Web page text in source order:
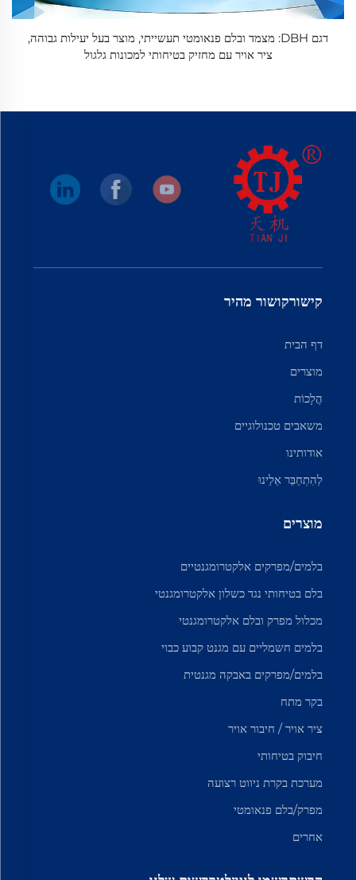
דגם DBH: מצמד ובלם פנאומטי תעשייתי, מוצר בעל יעילות גבוהה,
ציר אויר עם מחזיק בטיחותי למכונות גלגול
קישורקושור מהיר
דף הבית
מוצרים
הֲלָכוֹת
משאבים טכנולוגיים
אודותינו
לְהִתְחַבֵּר אֵלֵינוּ
מוצרים
בלמים/מפרקים אלקטרומגנטיים
בלם בטיחותי נגד כשלון אלקטרומגנטי
מכלול מפרק ובלם אלקטרומגנטי
בלמים חשמליים עם מגנט קבוע כבוי
בלמים/מפרקים באבקה מגנטית
בקר מתח
ציר אויר / חיבור אויר
חיבוק בטיחותי
מערכת בקרת ניווט רצועה
מפרק/בלם פנאומטי
אחרים